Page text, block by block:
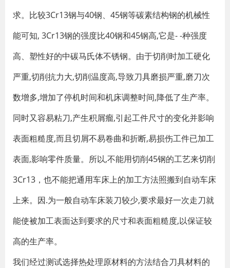
求。比较3Cr13钢与40钢、45钢等碳素结构钢的机械性
能可知, 3Cr13钢的强度比40钢和45钢高,它是- -种强度
高、塑性好的中碳马氏体不锈钢。由于切削时加工硬化
严重,切削抗力大,切削温度高,导致刀具磨损严重,磨刀次
数增多,增加了停机时间和机床调整时间,降低了生产率。
同时又容易粘刀,产生积屑瘤,引起工件尺寸的变化并影响
表面粗糙度,而且切屑不易卷曲和折断,易损伤工件已加工
表面,影响零件质量。所以,不能用切削45钢的工艺来切削
3Cr13，也不能把通用车床上的加工方法照搬到自动车床
上来。因.为一般自动车床装刀较少,要求最好一次走刀就
能使被加工表面达到要求的尺寸和表面粗糙度,以保证较
高的生产率。
我们经过测试选择热处理原材料的方法结合刀具材料的